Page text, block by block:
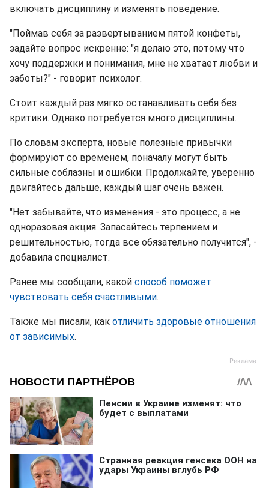
включать дисциплину и изменять поведение.
"Поймав себя за развертыванием пятой конфеты,
задайте вопрос искренне: "я делаю это, потому что
хочу поддержки и понимания, мне не хватает любви и
заботы?" - говорит психолог.
Стоит каждый раз мягко останавливать себя без
критики. Однако потребуется много дисциплины.
По словам эксперта, новые полезные привычки
формируют со временем, поначалу могут быть
сильные соблазны и ошибки. Продолжайте, уверенно
двигайтесь дальше, каждый шаг очень важен.
"Нет забывайте, что изменения - это процесс, а не
одноразовая акция. Запасайтесь терпением и
решительностью, тогда все обязательно получится", -
добавила специалист.
Ранее мы сообщали, какой способ поможет
чувствовать себя счастливыми.
Также мы писали, как отличить здоровые отношения
от зависимых.